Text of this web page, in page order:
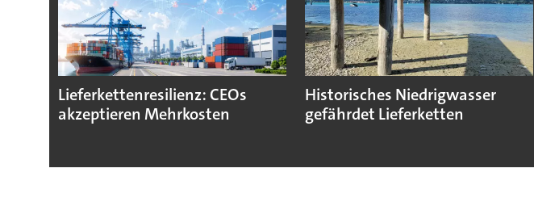
Lieferkettenresilienz: CEOs
akzeptieren Mehrkosten
Historisches Niedrigwasser
gefährdet Lieferketten